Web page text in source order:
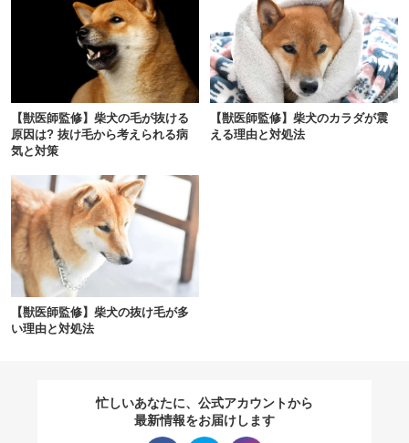
【獣医師監修】柴犬の毛が抜ける
原因は? 抜け毛から考えられる病
気と対策
【獣医師監修】柴犬のカラダが震
える理由と対処法
【獣医師監修】柴犬の抜け毛が多
い理由と対処法
忙しいあなたに、公式アカウントから
最新情報をお届けします
閉じる
pecodogs
いぬ部をフォロー
アプリをダウンロードする